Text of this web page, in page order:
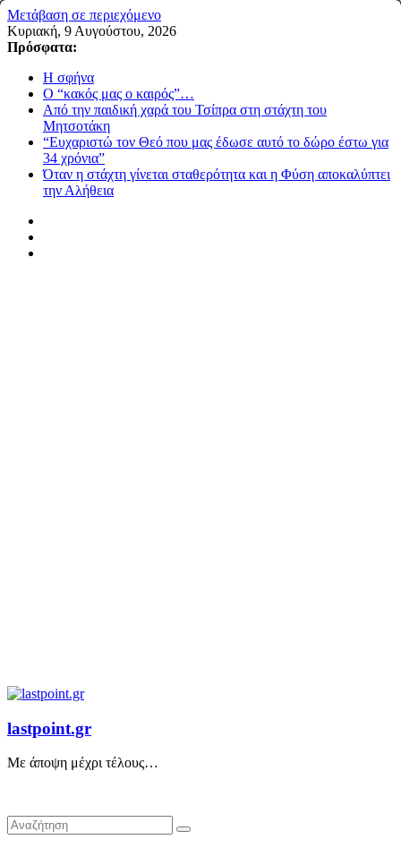
Μετάβαση σε περιεχόμενο
Κυριακή, 9 Αυγούστου, 2026
Πρόσφατα:
Η σφήνα
Ο “κακός μας ο καιρός”…
Από την παιδική χαρά του Τσίπρα στη στάχτη του
Μητσοτάκη
“Ευχαριστώ τον Θεό που μας έδωσε αυτό το δώρο έστω για
34 χρόνια”
Όταν η στάχτη γίνεται σταθερότητα και η Φύση αποκαλύπτει
την Αλήθεια
lastpoint.gr
Με άποψη μέχρι τέλους…